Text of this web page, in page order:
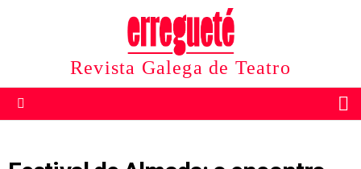
Revista Galega de Teatro